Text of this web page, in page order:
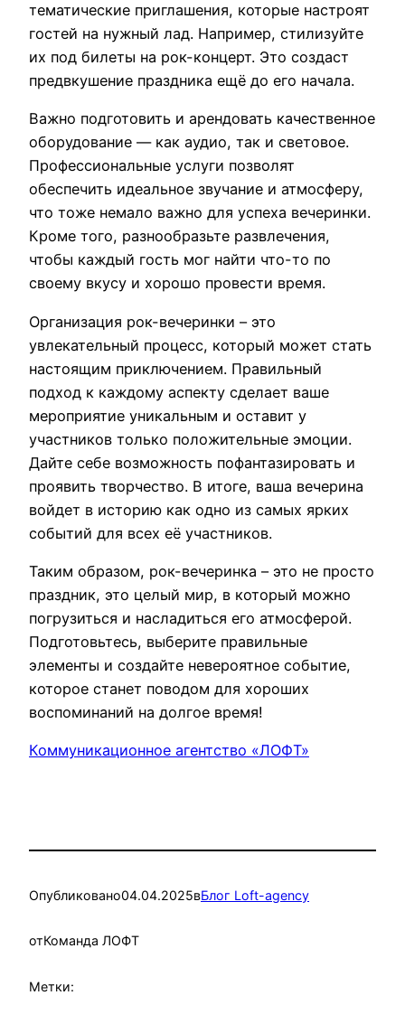
тематические приглашения, которые настроят
гостей на нужный лад. Например, стилизуйте
их под билеты на рок-концерт. Это создаст
предвкушение праздника ещё до его начала.
Важно подготовить и арендовать качественное
оборудование — как аудио, так и световое.
Профессиональные услуги позволят
обеспечить идеальное звучание и атмосферу,
что тоже немало важно для успеха вечеринки.
Кроме того, разнообразьте развлечения,
чтобы каждый гость мог найти что-то по
своему вкусу и хорошо провести время.
Организация рок-вечеринки – это
увлекательный процесс, который может стать
настоящим приключением. Правильный
подход к каждому аспекту сделает ваше
мероприятие уникальным и оставит у
участников только положительные эмоции.
Дайте себе возможность пофантазировать и
проявить творчество. В итоге, ваша вечерина
войдет в историю как одно из самых ярких
событий для всех её участников.
Таким образом, рок-вечеринка – это не просто
праздник, это целый мир, в который можно
погрузиться и насладиться его атмосферой.
Подготовьтесь, выберите правильные
элементы и создайте невероятное событие,
которое станет поводом для хороших
воспоминаний на долгое время!
Коммуникационное агентство «ЛОФТ»
Опубликовано04.04.2025вБлог Loft-agency
отКоманда ЛОФТ
Метки: